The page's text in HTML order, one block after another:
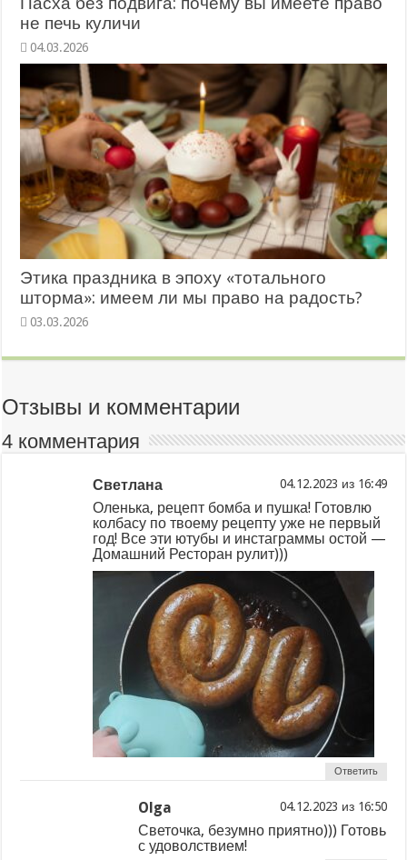
не печь куличи
04.03.2026
Этика праздника в эпоху «тотального
шторма»: имеем ли мы право на радость?
03.03.2026
Отзывы и комментарии
4 комментария
Светлана из
Оленька, рецепт бомба и пушка! Готовлю
колбасу по твоему рецепту уже не первый
год! Все эти ютубы и инстаграммы остой —
Домашний Ресторан рулит)))
Ответить
Olga из
Светочка, безумно приятно))) Готовь
с удоволствием!